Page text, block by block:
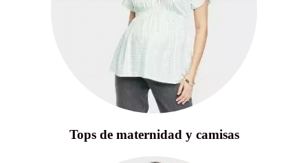
Tops de maternidad y camisas